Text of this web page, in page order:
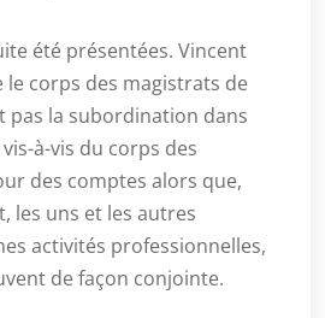
été présentées. Vincent
le corps des magistrats de
pas la subordination dans
à-vis du corps des
des comptes alors que,
les uns et les autres
activités professionnelles,
de façon conjointe.